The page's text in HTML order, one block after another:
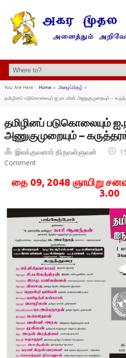
You Are Here : Home» அழைப்பிதழ் »
தமிழினப் படுகொலையும் ஐ.நா.வின் அணுகுமுறையும் –
தமிழினப் படுகொலையும்
அணுகுமுறையும் –
இலக்குவனார் திருவள்ளுவன்
Comment
தை 09, 2048 ஞாயிறு
3.00